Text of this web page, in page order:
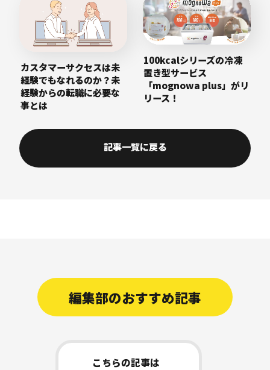
カスタマーサクセスは未
経験でもなれるのか？未
経験からの転職に必要な
事とは
100kcalシリーズの冷凍
置き型サービス
「mognowa plus」がリ
リース！
記事一覧に戻る
こちらの記事は
編集部のおすすめ記事